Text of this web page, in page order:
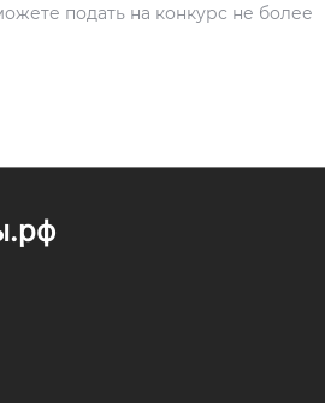
подать на конкурс не более